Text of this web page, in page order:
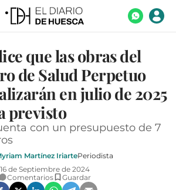
que las obras del
de Salud Perpetuo
en julio de 2025
previsto
con un presupuesto de 7
Martínez IriartePeriodista
16 de Septiembre de 2024
Comentarios
Guardar